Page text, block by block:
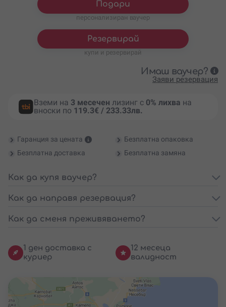
Подари
персонализиран ваучер
Резервирай
купи и резервирай
Имаш ваучер?
Заяви резервация
Вземи на 3 месечен лизинг с 0% лихва на
вноски по 119.3€ / 233.33лв.
Гаранция за цената
Безплатна опаковка
Безплатна доставка
Безплатна замяна
Как да купя ваучер?
Как да направя резервация?
Как да сменя преживяването?
1 ден доставка с
куриер
12 месеца
валидност